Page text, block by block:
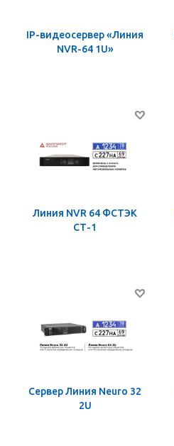
IP-видеосервер «Линия
NVR-64 1U»
Линия NVR 64 ФСТЭК
СТ-1
Сервер Линия Neuro 32
2U